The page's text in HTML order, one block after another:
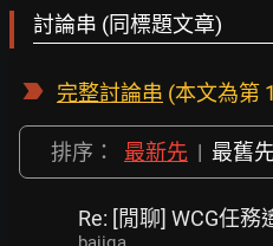
討論串 (同標題文章)
完整討論串 (本文為第
排序： 最新先 | 最舊
Re: [閒聊] WCG任務